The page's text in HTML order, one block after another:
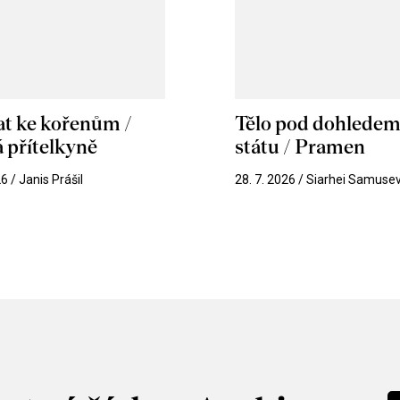
ke kořenům /
přítelkyně
/ Janis Prášil
Tělo pod
státu / Pramen
28. 7. 2026 / Siarhei